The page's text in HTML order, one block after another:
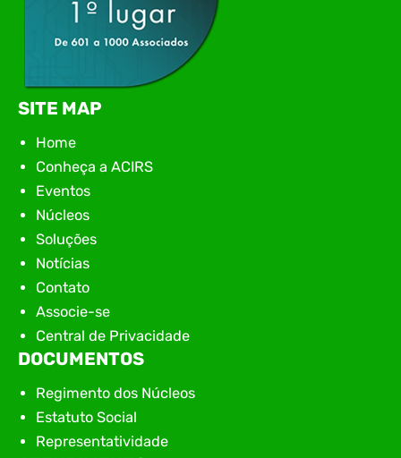
SITE MAP
Home
Conheça a ACIRS
Eventos
Núcleos
Soluções
Notícias
Contato
Associe-se
Central de Privacidade
DOCUMENTOS
Regimento dos Núcleos
Estatuto Social
Representatividade